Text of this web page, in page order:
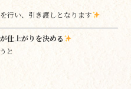
行い、引き渡しとなります
仕上がりを決める
と